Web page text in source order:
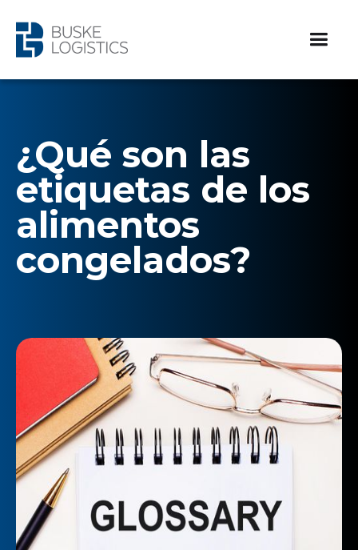
¿Qué son las
etiquetas de los
alimentos
congelados?